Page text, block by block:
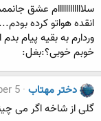
سلاااااااااااام عشق
انقده هواتو کرده
وردارم به بقیه پیام بدم
خوبم خوبی؟:بغل:
دختر مهتاب 5
گلی از شاخه اگر می